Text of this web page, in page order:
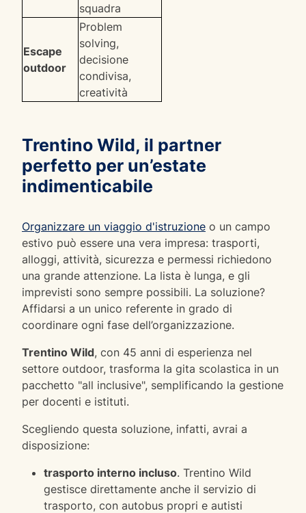
squadra
Escape
outdoor
Problem
solving,
decisione
condivisa,
creatività
Trentino Wild, il partner
perfetto per un’estate
indimenticabile
Organizzare un viaggio d'istruzione o un campo
estivo può essere una vera impresa: trasporti,
alloggi, attività, sicurezza e permessi richiedono
una grande attenzione. La lista è lunga, e gli
imprevisti sono sempre possibili. La soluzione?
Affidarsi a un unico referente in grado di
coordinare ogni fase dell’organizzazione.
Trentino Wild, con 45 anni di esperienza nel
settore outdoor, trasforma la gita scolastica in un
pacchetto "all inclusive", semplificando la gestione
per docenti e istituti.
Scegliendo questa soluzione, infatti, avrai a
disposizione:
trasporto interno incluso. Trentino Wild
gestisce direttamente anche il servizio di
trasporto, con autobus propri e autisti